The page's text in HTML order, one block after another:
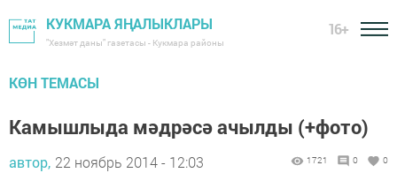
КУКМАРА ЯҢАЛЫКЛАРЫ
"Хезмәт даны" газетасы - Кукмара районы
16+
КӨН ТЕМАСЫ
Камышлыда мәдрәсә ачылды (+фото)
автор, 22 ноябрь 2014 - 12:03 1721 0 0